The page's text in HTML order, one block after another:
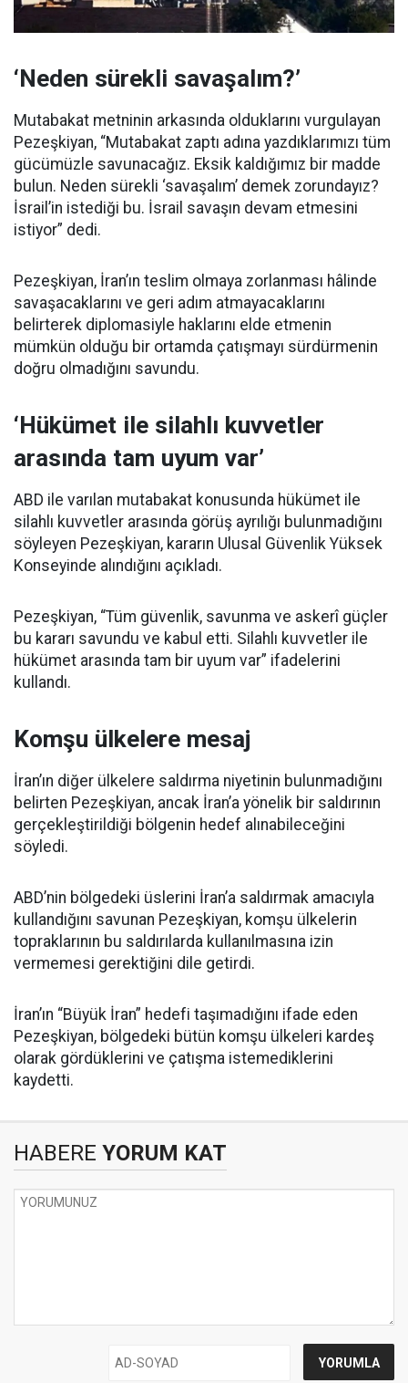
‘Neden sürekli savaşalım?’
Mutabakat metninin arkasında olduklarını vurgulayan
Pezeşkiyan, “Mutabakat zaptı adına yazdıklarımızı tüm
gücümüzle savunacağız. Eksik kaldığımız bir madde
bulun. Neden sürekli ‘savaşalım’ demek zorundayız?
İsrail’in istediği bu. İsrail savaşın devam etmesini
istiyor” dedi.
Pezeşkiyan, İran’ın teslim olmaya zorlanması hâlinde
savaşacaklarını ve geri adım atmayacaklarını
belirterek diplomasiyle haklarını elde etmenin
mümkün olduğu bir ortamda çatışmayı sürdürmenin
doğru olmadığını savundu.
‘Hükümet ile silahlı kuvvetler
arasında tam uyum var’
ABD ile varılan mutabakat konusunda hükümet ile
silahlı kuvvetler arasında görüş ayrılığı bulunmadığını
söyleyen Pezeşkiyan, kararın Ulusal Güvenlik Yüksek
Konseyinde alındığını açıkladı.
Pezeşkiyan, “Tüm güvenlik, savunma ve askerî güçler
bu kararı savundu ve kabul etti. Silahlı kuvvetler ile
hükümet arasında tam bir uyum var” ifadelerini
kullandı.
Komşu ülkelere mesaj
İran’ın diğer ülkelere saldırma niyetinin bulunmadığını
belirten Pezeşkiyan, ancak İran’a yönelik bir saldırının
gerçekleştirildiği bölgenin hedef alınabileceğini
söyledi.
ABD’nin bölgedeki üslerini İran’a saldırmak amacıyla
kullandığını savunan Pezeşkiyan, komşu ülkelerin
topraklarının bu saldırılarda kullanılmasına izin
vermemesi gerektiğini dile getirdi.
İran’ın “Büyük İran” hedefi taşımadığını ifade eden
Pezeşkiyan, bölgedeki bütün komşu ülkeleri kardeş
olarak gördüklerini ve çatışma istemediklerini
kaydetti.
HABERE YORUM KAT